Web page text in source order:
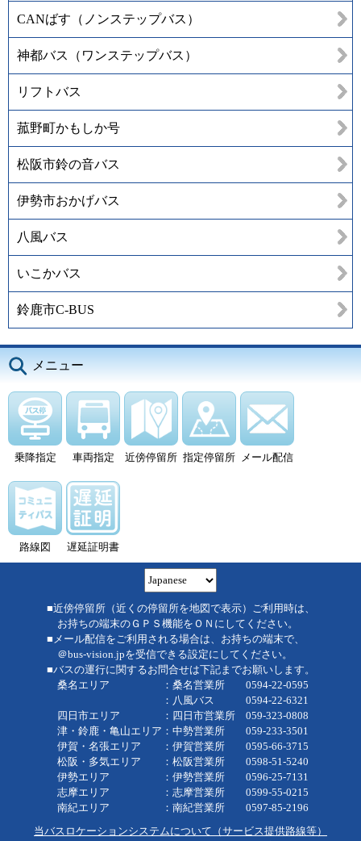
CANばす（ノンステップバス）
神都バス（ワンステップバス）
リフトバス
菰野町かもしか号
松阪市鈴の音バス
伊勢市おかげバス
八風バス
いこかバス
鈴鹿市C-BUS
メニュー
乗降指定 車両指定 近傍停留所 指定停留所 メール配信
路線図 遅延証明書
■近傍停留所（近くの停留所を地図で表示）ご利用時は、
お持ちの端末のＧＰＳ機能をＯＮにしてください。
■メール配信をご利用される場合は、お持ちの端末で、
＠bus-vision.jpを受信できる設定にしてください。
■バスの運行に関するお問合せは下記までお願いします。
桑名エリア ：桑名営業所 0594-22-0595
：八風バス 0594-22-6321
四日市エリア ：四日市営業所 059-323-0808
津・鈴鹿・亀山エリア：中勢営業所 059-233-3501
伊賀・名張エリア ：伊賀営業所 0595-66-3715
松阪・多気エリア ：松阪営業所 0598-51-5240
伊勢エリア ：伊勢営業所 0596-25-7131
志摩エリア ：志摩営業所 0599-55-0215
南紀エリア ：南紀営業所 0597-85-2196
当バスロケーションシステムについて（サービス提供路線等）